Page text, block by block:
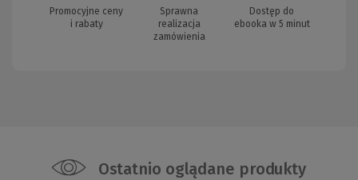
Promocyjne ceny
i rabaty
Sprawna
realizacja
zamówienia
Dostęp do
ebooka w 5 minut
Ostatnio oglądane produkty